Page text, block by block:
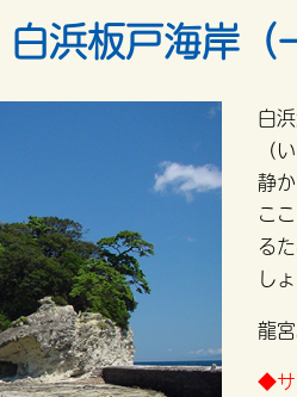
白浜板戸海岸（
白
（
静
こ
る
し
龍
◆サ